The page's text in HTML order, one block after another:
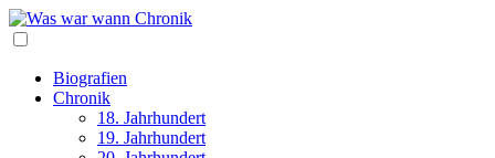
Biografien
Chronik
18. Jahrhundert
19. Jahrhundert